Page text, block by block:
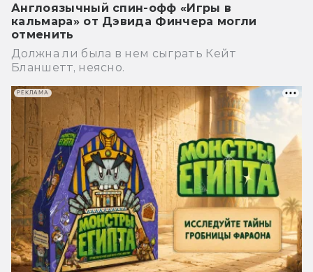
Англоязычный спин-офф «Игры в
кальмара» от Дэвида Финчера могли
отменить
Должна ли была в нем сыграть Кейт
Бланшетт, неясно.
РЕКЛАМА